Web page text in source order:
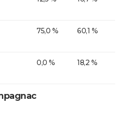
75,0 % 60,1 %
0,0 % 18,2 %